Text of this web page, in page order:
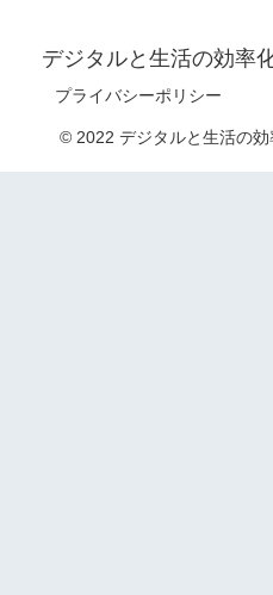
デジタルと生活の効率
プライバシーポリシー
© 2022 デジタルと生活の効